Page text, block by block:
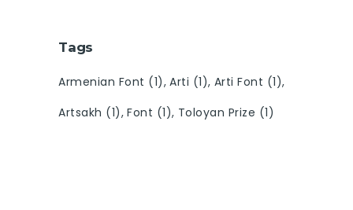
Tags
Armenian Font (1) Arti (1) Arti Font (1)
Artsakh (1) Font (1) Toloyan Prize (1)